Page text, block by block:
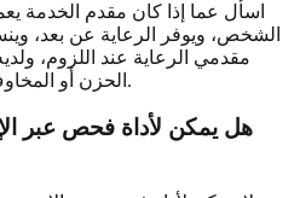
اسأل عما إذا كان مقدم الخدمة
الشخص، ويوفر الرعاية عن بعد،
مقدمي الرعاية عند اللزوم،
الحزن أو المخاوف المعرفية أو المرض المزمن.
هل يمكن لأداة فحص عبر